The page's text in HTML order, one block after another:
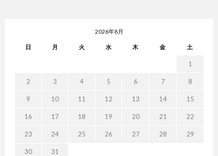
2026年8月
日 月 火 水 木 金 土
1
2 3 4 5 6 7 8
9 10 11 12 13 14 15
16 17 18 19 20 21 22
23 24 25 26 27 28 29
30
31